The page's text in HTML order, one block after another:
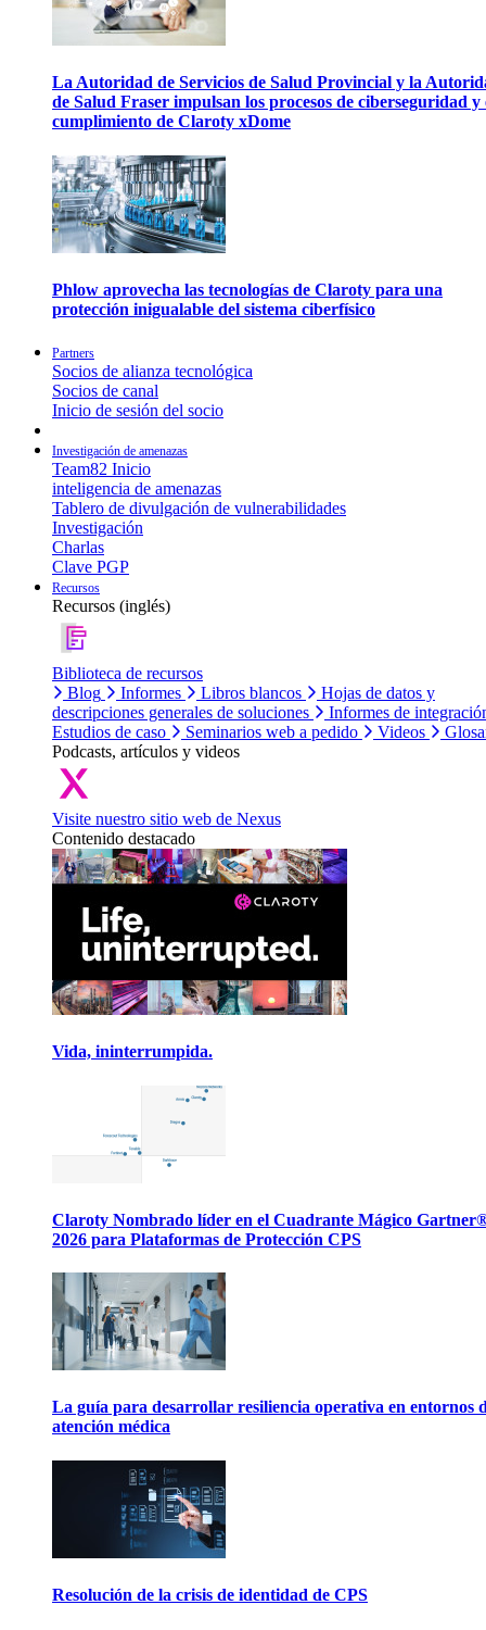
La Autoridad de Servicios de Salud Provincial y la
de Salud Fraser impulsan los procesos de ciberseguridad y
cumplimiento de Claroty xDome
Phlow aprovecha las tecnologías de Claroty para una
protección inigualable del sistema ciberfísico
Partners
Socios de alianza tecnológica
Socios de canal
Inicio de sesión del socio
Investigación de amenazas
Team82 Inicio
inteligencia de amenazas
Tablero de divulgación de vulnerabilidades
Investigación
Charlas
Clave PGP
Recursos
Recursos (inglés)
Biblioteca de recursos
Blog
Informes Libros blancos
Hojas de datos y
descripciones generales de soluciones
Informes de
Estudios de caso
Seminarios web a pedido Videos
Podcasts, artículos y videos
Visite nuestro sitio web de Nexus
Contenido destacado
Vida, ininterrumpida.
Claroty Nombrado líder en el Cuadrante Mágico
2026 para Plataformas de Protección CPS
La guía para desarrollar resiliencia operativa en entornos
atención médica
Resolución de la crisis de identidad de CPS